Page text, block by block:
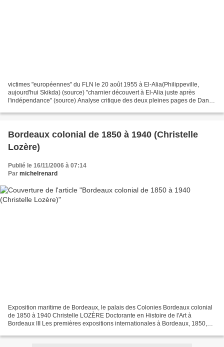
victimes "européennes" du FLN le 20 août 1955 à El-Alia(Philippeville,
aujourd'hui Skikda) (source) "charnier découvert à El-Alia juste après
l'indépendance" (source) Analyse critique des deux pleines pages de Daniel
Bordeaux colonial de 1850 à 1940 (Christelle
Lozère)
Publié le 16/11/2006 à 07:14
Par michelrenard
Exposition maritime de Bordeaux, le palais des Colonies Bordeaux colonial
de 1850 à 1940 Christelle LOZÈRE Doctorante en Histoire de l'Art à
Bordeaux III Les premières expositions internationales à Bordeaux, 1850,